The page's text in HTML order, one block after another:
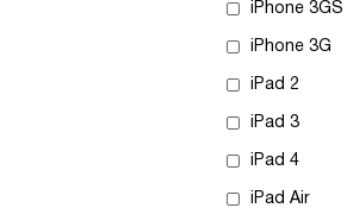
iPhone 3GS
iPhone 3G
iPad 2
iPad 3
iPad 4
iPad Air